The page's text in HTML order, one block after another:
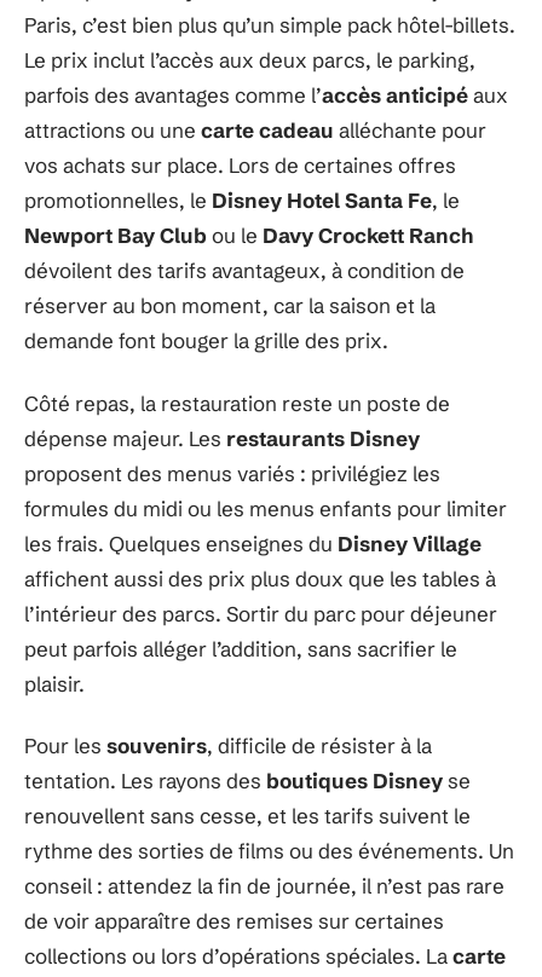
Paris, c’est bien plus qu’un simple pack hôtel-billets.
Le prix inclut l’accès aux deux parcs, le parking,
parfois des avantages comme l’accès anticipéaux
attractions ou une carte cadeau alléchante pour
vos achats sur place. Lors de certaines offres
promotionnelles, le Disney Hotel Santa Fe, le
Newport Bay Clubou le Davy Crockett Ranch
dévoilent des tarifs avantageux, à condition de
réserver au bon moment, car la saison et la
demande font bouger la grille des prix.
Côté repas, la restauration reste un poste de
dépense majeur. Les restaurants Disney
proposent des menus variés : privilégiez les
formules du midi ou les menus enfants pour limiter
les frais. Quelques enseignes du Disney Village
affichent aussi des prix plus doux que les tables à
l’intérieur des parcs. Sortir du parc pour déjeuner
peut parfois alléger l’addition, sans sacrifier le
plaisir.
Pour les souvenirs, difficile de résister à la
tentation. Les rayons des boutiques Disneyse
renouvellent sans cesse, et les tarifs suivent le
rythme des sorties de films ou des événements. Un
conseil : attendez la fin de journée, il n’est pas rare
de voir apparaître des remises sur certaines
collections ou lors d’opérations spéciales. Lacarte